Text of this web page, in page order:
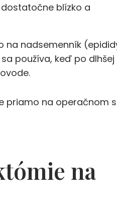
blízko a
nadsemenník
používa, keď po
priamo na operačnom
na